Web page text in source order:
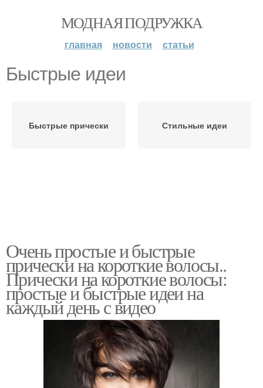
МОДНАЯ ПОДРУЖКА
главная новости статьи
Быстрые идеи
Быстрые прически Стильные идеи
Очень простые и быстрые
прически на короткие волосы..
Прически на короткие волосы:
простые и быстрые идеи на
каждый день с видео